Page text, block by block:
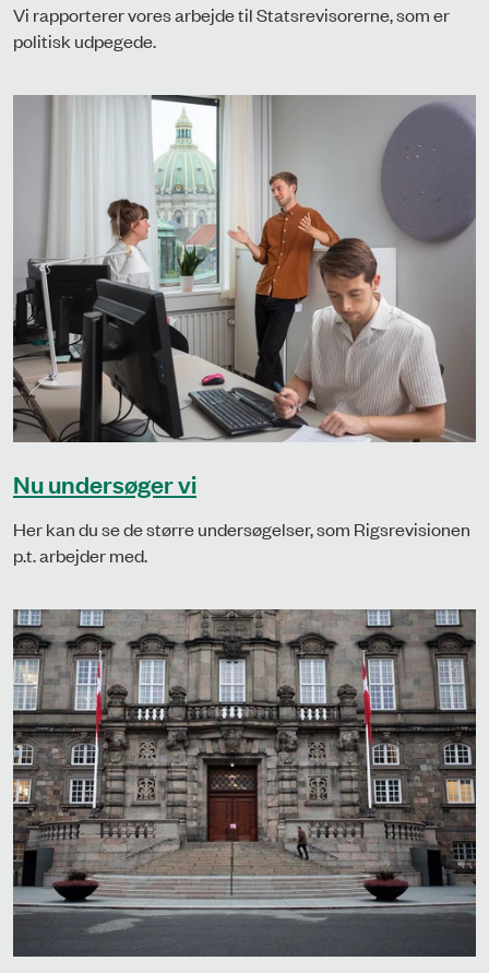
Vi rapporterer vores arbejde til Statsrevisorerne, som er
politisk udpegede.
Nu undersøger vi
Her kan du se de større undersøgelser, som Rigsrevisionen
p.t. arbejder med.